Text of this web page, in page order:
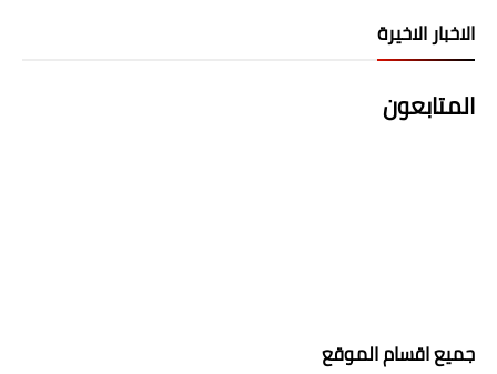
الاخبار الاخيرة
المتابعون
جميع اقسام الموقع